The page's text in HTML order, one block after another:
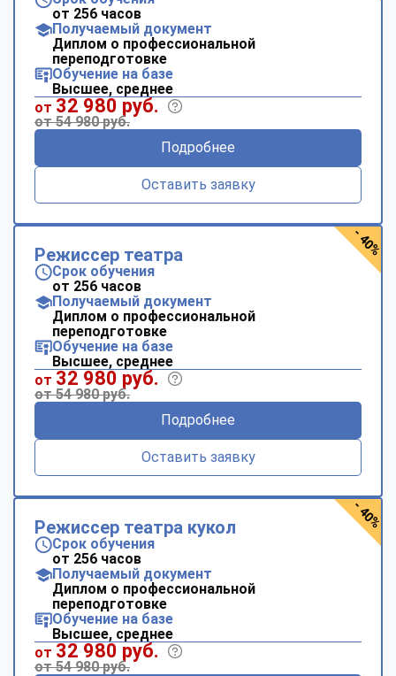
от 256 часов
Получаемый документ
Диплом о профессиональной
переподготовке
Обучение на базе
Высшее, среднее
от 32 980 руб.
от 54 980 руб.
Подробнее
Оставить заявку
Режиссер театра
Срок обучения
от 256 часов
Получаемый документ
Диплом о профессиональной
переподготовке
Обучение на базе
Высшее, среднее
от 32 980 руб.
от 54 980 руб.
Подробнее
Оставить заявку
- 40%
Режиссер театра кукол
Срок обучения
от 256 часов
Получаемый документ
Диплом о профессиональной
переподготовке
Обучение на базе
Высшее, среднее
от 32 980 руб.
от 54 980 руб.
- 40%